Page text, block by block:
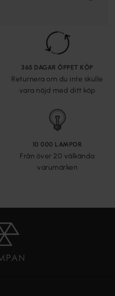
365 DAGAR ÖPPET KÖP
Returnera om du inte skulle
vara nöjd med ditt köp
10 000 LAMPOR
Från över 20 välkända
varumärken